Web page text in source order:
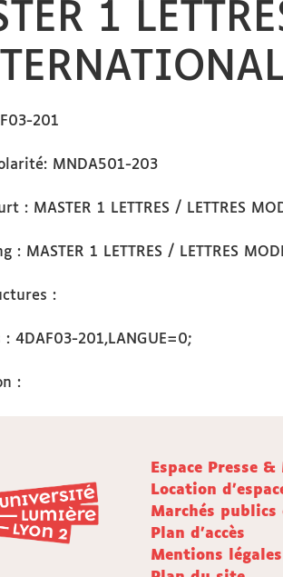
1
201
MNDA501-203
: MASTER 1 LETTRES / LETTRES
MASTER 1 LETTRES / LETTRES
:
: 4DAF03-201,LANGUE=0;
:
Espace Presse &
Location
Marchés publics
Plan d'accès
Mentions légales